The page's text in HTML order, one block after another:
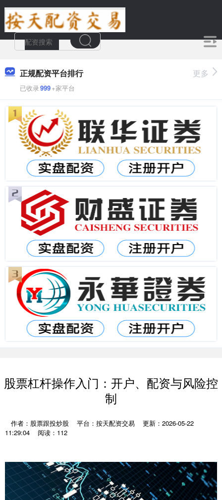
正规配资平台排行
已收录999+家平台
更多
股票杠杆操作入门：开户、配资与风险控
制
作者：股票跟投炒股 平台：按天配资交易
更新：2026-05-22
11:29:04
阅读：112